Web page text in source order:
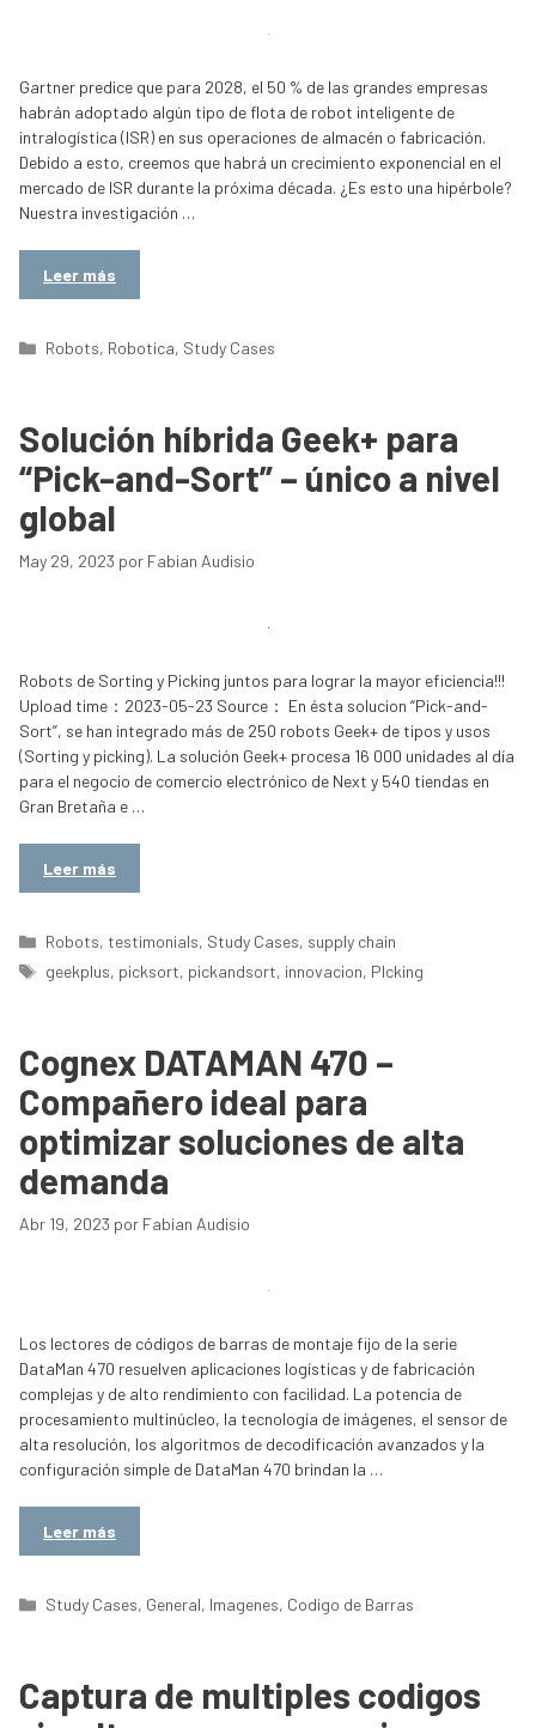
Gartner predice que para 2028, el 50 % de las grandes empresas
habrán adoptado algún tipo de flota de robot inteligente de
intralogística (ISR) en sus operaciones de almacén o fabricación.
Debido a esto, creemos que habrá un crecimiento exponencial en el
mercado de ISR durante la próxima década. ¿Es esto una hipérbole?
Nuestra investigación …
Leer más
Categorías
Robots, Robotica, Study Cases
Solución híbrida Geek+ para
“Pick-and-Sort” – único a nivel
global
May 29, 2023 por Fabian Audisio
Robots de Sorting y Picking juntos para lograr la mayor eficiencia!!!
Upload time：2023-05-23 Source： En ésta solucion “Pick-and-
Sort”, se han integrado más de 250 robots Geek+ de tipos y usos
(Sorting y picking). La solución Geek+ procesa 16 000 unidades al día
para el negocio de comercio electrónico de Next y 540 tiendas en
Gran Bretaña e …
Leer más
Categorías
Robots, testimonials, Study Cases, supply chain
Etiquetas
geekplus, picksort, pickandsort, innovacion, PIcking
Cognex DATAMAN 470 –
Compañero ideal para
optimizar soluciones de alta
demanda
Abr 19, 2023 por Fabian Audisio
Los lectores de códigos de barras de montaje fijo de la serie
DataMan 470 resuelven aplicaciones logísticas y de fabricación
complejas y de alto rendimiento con facilidad. La potencia de
procesamiento multinúcleo, la tecnología de imágenes, el sensor de
alta resolución, los algoritmos de decodificación avanzados y la
configuración simple de DataMan 470 brindan la …
Leer más
Categorías
Study Cases, General, Imagenes, Codigo de Barras
Captura de multiples codigos